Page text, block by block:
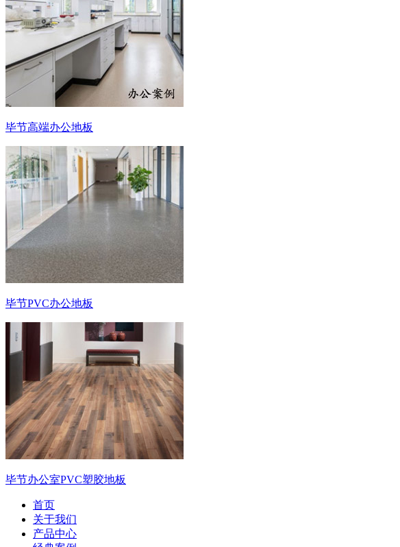
毕节高端办公地板
毕节PVC办公地板
毕节办公室PVC塑胶地板
首页
关于我们
产品中心